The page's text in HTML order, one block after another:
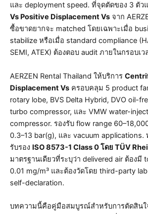
และ deployment speed. ที่จุดตัดของ 3 ตัว
Vs Positive Displacement Vs จาก
ซื้อขาดยากจะ matched โดยเฉพาะเมื่อ
stabilize หรือเมื่อ standard compliance
SEMI, ATEX) ต้องตอบ audit ภายในกรอบเ
AERZEN Rental Thailand ให้บริการ
Displacement Vs ครอบคลุม 5 product
rotary lobe, BVS Delta Hybrid, DVO oil-
turbo compressor, และ VMW water-
compressor. รองรับ flow range
0.3–13 bar(g), และ vacuum
รับรอง ISO 8573-1 Class 0 โดย TÜV
มาตรฐานเดียวที่ระบุว่า delivered air ต้องมี
0.01 mg/m³ และต้องวัดโดย third-party
self-declaration.
บทความนี้คือคู่มือสมบูรณ์สำหรับการตัดสินใ